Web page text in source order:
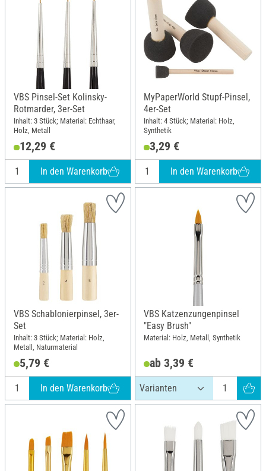
VBS Pinsel-Set Kolinsky-
Rotmarder, 3er-Set
Inhalt: 3 Stück; Material: Echthaar,
Holz, Metall
12,29 €
In den Warenkorb
MyPaperWorld Stupf-Pinsel,
4er-Set
Inhalt: 4 Stück; Material: Holz,
Synthetik
3,29 €
In den Warenkorb
VBS Schablonierpinsel, 3er-
Set
Inhalt: 3 Stück; Material: Holz,
Metall, Naturmaterial
5,79 €
In den Warenkorb
VBS Katzenzungenpinsel
"Easy Brush"
Material: Holz, Metall, Synthetik
ab 3,39 €